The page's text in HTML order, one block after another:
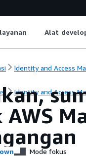
Alat
Identity and Access
Identity and Access
AWS
Mode fokus